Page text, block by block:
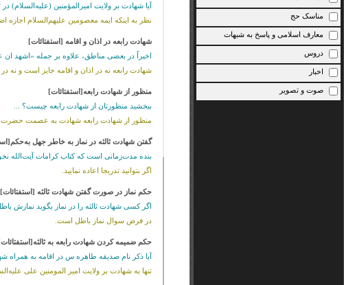
مناسک حج
معارف اسلامی و پاسخ به شبهات
دروس
اخبار
صوت و تصویر
آیا شهادت بر ولایت امیرالمؤمنین (علیه‌السلام)
نظر به اینکه ایمه معصومین علیهم‌السلام اجازه
شهادت رابعه در اذان و اقامه [استفتائات]
اخیراً در بعضى مناطق، علاوه بر جمله «اشهد ان
شهادت رابعه نه در اذان و اقامه جایز است و نه
منظور از شهادت رابعه[استفتائات]
ببخشید منظورتان از شهادت رابعه چیست؟ ...
منظور از شهادت رابعه شهادت به عصمت حضرت
گفتن شهادت ثالثه در نماز به خاطر جهل
بنده مدت‌زمانی است که کتاب کرامات آیت‌الله
اگر بتوانید تدریجا اعاده نمایید.
حکم نماز در صورت گفتن شهادت ثالثه [استفتائات]
اگر کسی شهادت ثالثه را در نماز بگوید نمازش
در فرض سوال نماز باطل است.
حکم ضمیمه کردن شهادت رابعه به ثالثه[استفتائات]
آیا ذکر نام صدیقه طاهره س در اقامه به همراه
تنها به شهادت بر ولایت امیر المومنین علی